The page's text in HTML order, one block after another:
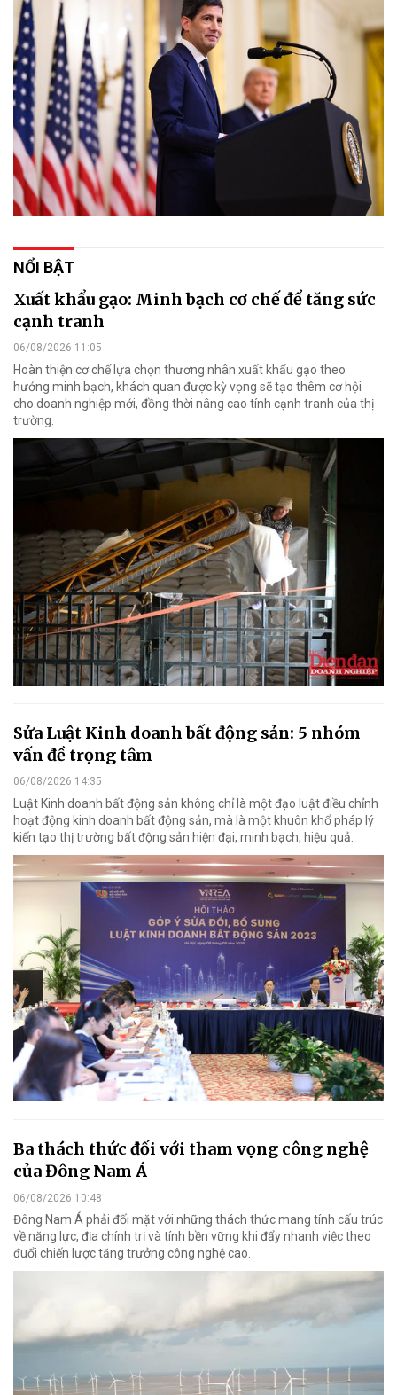
NỔI BẬT
Xuất khẩu gạo: Minh bạch cơ chế để tăng sức
cạnh tranh
06/08/2026 11:05
Hoàn thiện cơ chế lựa chọn thương nhân xuất khẩu gạo theo
hướng minh bạch, khách quan được kỳ vọng sẽ tạo thêm cơ hội
cho doanh nghiệp mới, đồng thời nâng cao tính cạnh tranh của thị
trường.
Sửa Luật Kinh doanh bất động sản: 5 nhóm
vấn đề trọng tâm
06/08/2026 14:35
Luật Kinh doanh bất động sản không chỉ là một đạo luật điều chỉnh
hoạt động kinh doanh bất động sản, mà là một khuôn khổ pháp lý
kiến tạo thị trường bất động sản hiện đại, minh bạch, hiệu quả.
Ba thách thức đối với tham vọng công nghệ
của Đông Nam Á
06/08/2026 10:48
Đông Nam Á phải đối mặt với những thách thức mang tính cấu trúc
về năng lực, địa chính trị và tính bền vững khi đẩy nhanh việc theo
đuổi chiến lược tăng trưởng công nghệ cao.